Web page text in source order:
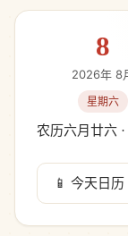
8
2026年 8
星期六
农历六月廿六 ·
📱 今天日历